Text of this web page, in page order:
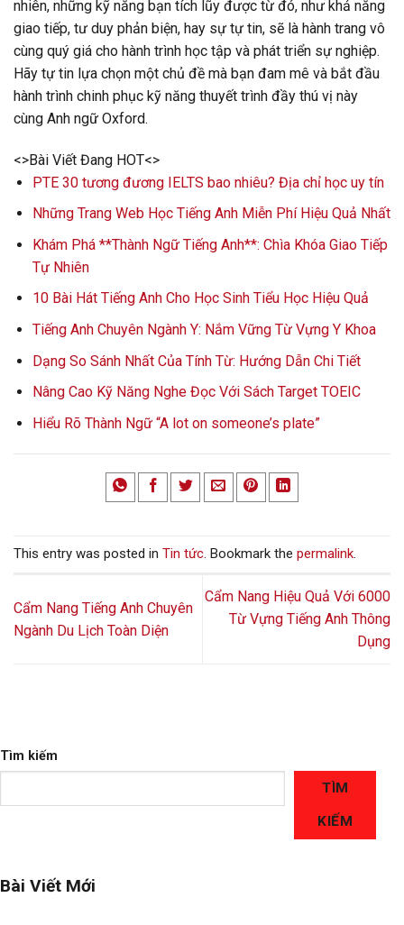
nhiên, những kỹ năng bạn tích lũy được từ đó, như khả năng
giao tiếp, tư duy phản biện, hay sự tự tin, sẽ là hành trang vô
cùng quý giá cho hành trình học tập và phát triển sự nghiệp.
Hãy tự tin lựa chọn một chủ đề mà bạn đam mê và bắt đầu
hành trình chinh phục kỹ năng thuyết trình đầy thú vị này
cùng Anh ngữ Oxford.
<>Bài Viết Đang HOT<>
PTE 30 tương đương IELTS bao nhiêu? Địa chỉ học uy tín
Những Trang Web Học Tiếng Anh Miễn Phí Hiệu Quả Nhất
Khám Phá **Thành Ngữ Tiếng Anh**: Chìa Khóa Giao Tiếp
Tự Nhiên
10 Bài Hát Tiếng Anh Cho Học Sinh Tiểu Học Hiệu Quả
Tiếng Anh Chuyên Ngành Y: Nắm Vững Từ Vựng Y Khoa
Dạng So Sánh Nhất Của Tính Từ: Hướng Dẫn Chi Tiết
Nâng Cao Kỹ Năng Nghe Đọc Với Sách Target TOEIC
Hiểu Rõ Thành Ngữ “A lot on someone’s plate”
This entry was posted in Tin tức. Bookmark the permalink.
Cẩm Nang Tiếng Anh Chuyên
Ngành Du Lịch Toàn Diện
Cẩm Nang Hiệu Quả Với 6000
Từ Vựng Tiếng Anh Thông
Dụng
Tìm kiếm
TÌM
KIẾM
Bài Viết Mới